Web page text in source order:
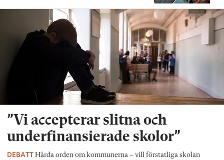
”Vi accepterar slitna och
underfinansierade skolor”
DEBATT Hårda orden om kommunerna – vill förstatliga skolan